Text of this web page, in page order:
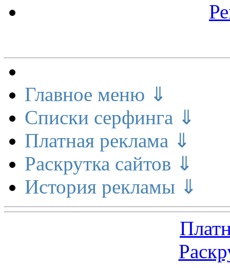
Главное меню ⇓
Списки серфинга ⇓
Платная реклама ⇓
Раскрутка сайтов ⇓
История рекламы ⇓